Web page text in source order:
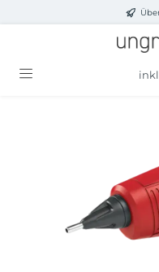
Zum Hauptinhalt springen